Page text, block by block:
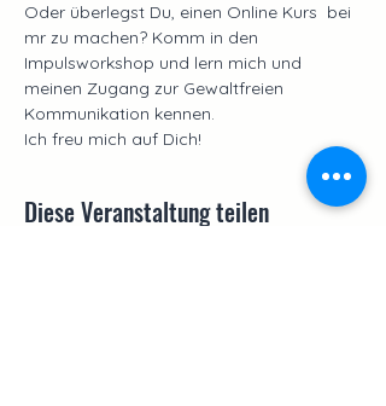
Oder überlegst Du, einen Online Kurs  bei
mr zu machen? Komm in den
Impulsworkshop und lern mich und
meinen Zugang zur Gewaltfreien
Kommunikation kennen.
Ich freu mich auf Dich!
Diese Veranstaltung teilen